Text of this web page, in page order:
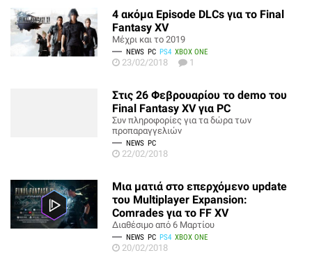
4 ακόμα Episode DLCs για το Final
Fantasy XV
Μέχρι και το 2019
NEWS PC PS4 XBOX ONE
23/02/2018 1
Στις 26 Φεβρουαρίου το demo του
Final Fantasy XV για PC
Συν πληροφορίες για τα δώρα των
προπαραγγελιών
NEWS PC
22/02/2018
Μια ματιά στο επερχόμενο update
του Multiplayer Expansion:
Comrades για το FF XV
Διαθέσιμο από 6 Μαρτίου
NEWS PC PS4 XBOX ONE
20/02/2018